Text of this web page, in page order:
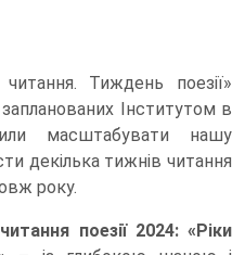
Тиждень поезії»
Інститутом в
масштабувати нашу
декілька тижнів читання
року.
поезії 2024: «Ріки